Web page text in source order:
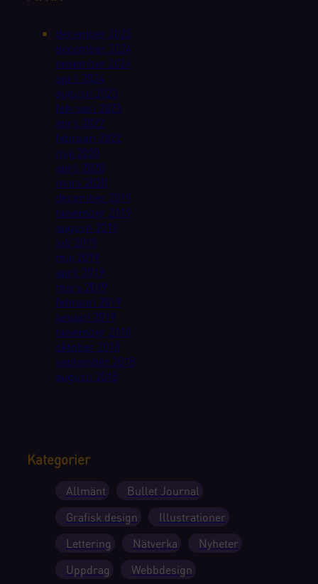
december 2025
december 2024
november 2024
april 2024
augusti 2023
februari 2023
april 2022
februari 2022
maj 2020
april 2020
mars 2020
december 2019
november 2019
augusti 2019
juli 2019
maj 2019
april 2019
mars 2019
februari 2019
januari 2019
november 2018
oktober 2018
september 2018
augusti 2018
Kategorier
Allmänt
Bullet Journal
Grafisk design
Illustrationer
Lettering
Nätverka
Nyheter
Uppdrag
Webbdesign